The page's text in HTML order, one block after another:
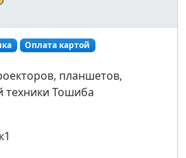
Оплата картой
планшетов,
техники Тошиба